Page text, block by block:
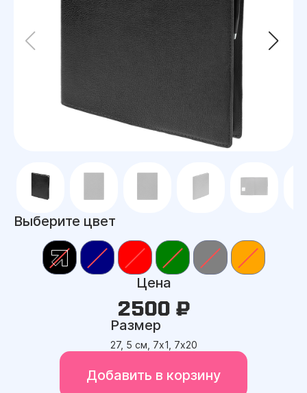
Выберите цвет
Цена
2500 ₽
Размер
27, 5 см, 7х1, 7х20
Добавить в корзину